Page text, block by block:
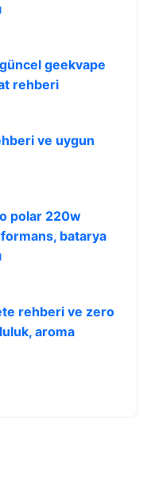
geekvape
rehberi
ve uygun
polar 220w
batarya
rehberi ve zero
aroma